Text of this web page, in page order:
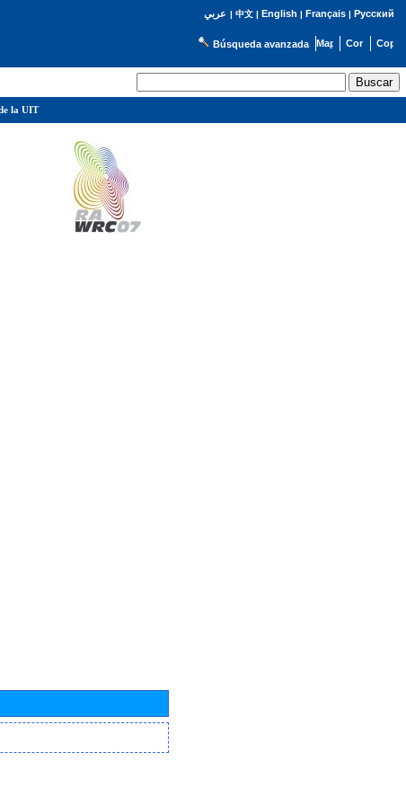
عربي | 中文| English | Français| Русский
Búsqueda avanzada
la UIT